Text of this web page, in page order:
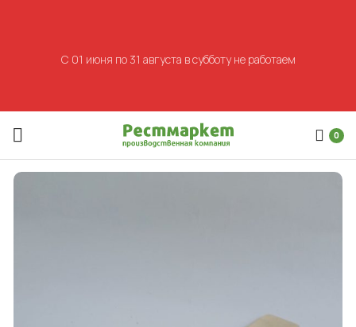
0
С 01 июня по 31 августа в субботу не работаем